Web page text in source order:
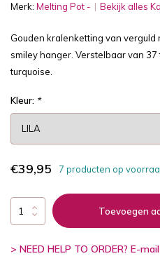
Merk: Melting Pot - Bekijk alles
Gouden kralenketting van
smiley hanger. Verstelbaar van
turquoise.
Kleur: *
€39,95 7 producten op
Toevoegen
> NEED HELP TO ORDER? E-